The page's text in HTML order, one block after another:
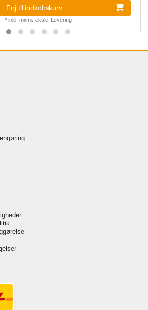
Foj til indkobskurv
* inkl. moms ekskl. Levering